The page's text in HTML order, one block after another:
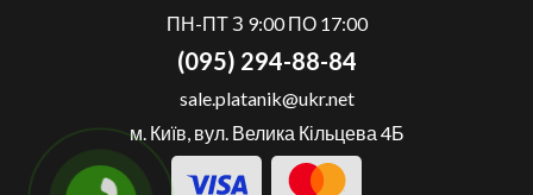
ПН-ПТ З 9:00 ПО 17:00
(095) 294-88-84
sale.platanik@ukr.net
м. Київ, вул. Велика Кільцева 4Б